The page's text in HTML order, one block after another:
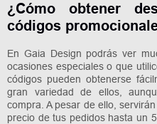
¿Cómo obtener
códigos
En Gaia Design podrás ver
ocasiones especiales o que
códigos pueden obtenerse
gran variedad de ellos,
compra. A pesar de ello,
precio de tus pedidos hasta un